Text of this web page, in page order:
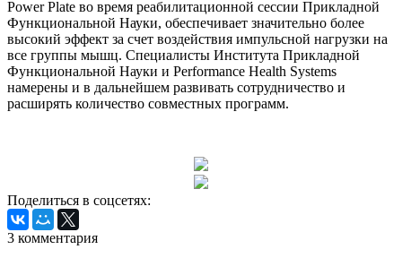
Power Plate во время реабилитационной сессии Прикладной
Функциональной Науки, обеспечивает значительно более
высокий эффект за счет воздействия импульсной нагрузки на
все группы мышц. Специалисты Института Прикладной
Функциональной Науки и Performance Health Systems
намерены и в дальнейшем развивать сотрудничество и
расширять количество совместных программ.
Поделиться в соцсетях:
3 комментария